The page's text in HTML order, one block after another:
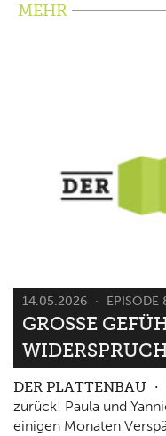
MEHR
14.05.2026 EPISODE
GROSSE
IDERSPRUCH
DER PLATTENBAU
zurück! Paula und
einigen Monaten